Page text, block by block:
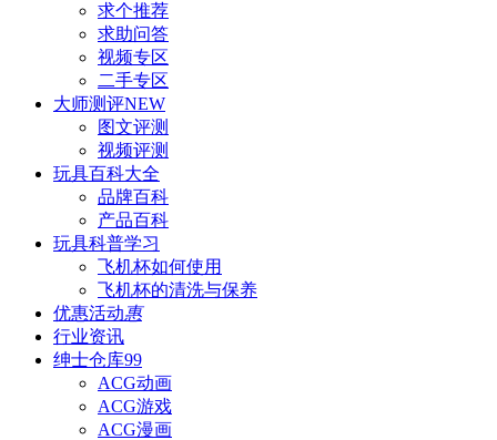
求个推荐
求助问答
视频专区
二手专区
大师测评NEW
图文评测
视频评测
玩具百科大全
品牌百科
产品百科
玩具科普学习
飞机杯如何使用
飞机杯的清洗与保养
优惠活动惠
行业资讯
绅士仓库99
ACG动画
ACG游戏
ACG漫画